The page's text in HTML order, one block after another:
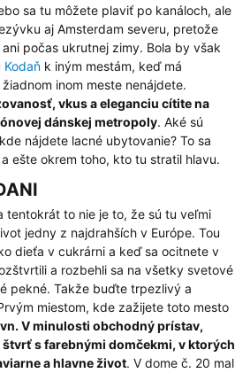
sa tu môžete plaviť po kanáloch, ale
aj Amsterdam severu, pretože
počas ukrutnej zimy. Bola by však
Kodaň k iným mestám, keď má
inom meste nenájdete.
vkus a eleganciu cítite na
dánskej metropoly. Aké sú
nájdete lacné ubytovanie? To sa
ešte okrem toho, kto tu stratil hlavu.
tentokrát to nie je to, že sú tu veľmi
jedny z najdrahších v Európe. Tou
dieťa v cukrárni a keď sa ocitnete v
a rozbehli sa na všetky svetové
pekné. Takže buďte trpezlivý a
miestom, kde zažijete toto mesto
V minulosti obchodný prístav,
s farebnými domčekmi, v ktorých
a hlavne život. V dome č. 20 mal